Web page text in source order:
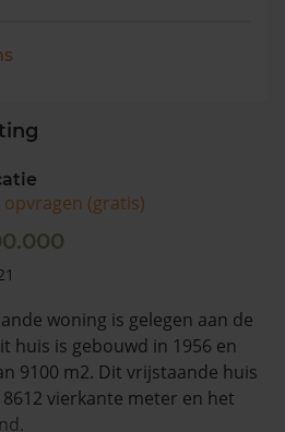
(gratis)
woning is gelegen aan de
huis is gebouwd in 1956 en
9100 m2. Dit vrijstaande huis
vierkante meter en het